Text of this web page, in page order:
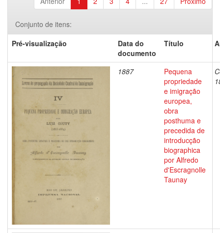
Conjunto de itens:
Pré-visualização
Data do
documento
Título
1887
Pequena
propriedade
e imigração
europea,
obra
posthuma e
precedida de
introducção
biographica
por Alfredo
d'Escragnolle
Taunay